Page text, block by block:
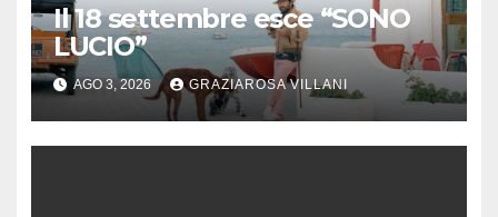
Il 18 settembre esce “SONO
LUCIO”
AGO 3, 2026 GRAZIAROSA VILLANI